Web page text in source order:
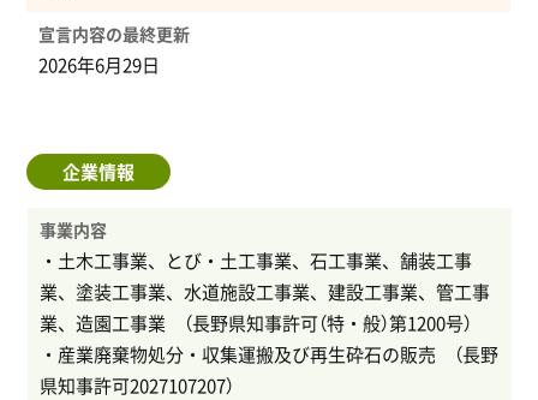
宣言内容の最終更新
2026年6月29日
企業情報
事業内容
・土木工事業、とび・土工事業、石工事業、舗装工事
業、塗装工事業、水道施設工事業、建設工事業、管工事
業、造園工事業 （長野県知事許可（特・般）第1200号）
・産業廃棄物処分・収集運搬及び再生砕石の販売 （長野
県知事許可2027107207）